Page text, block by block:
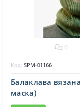
0
Балаклава
маска)
Код: SPM-01166